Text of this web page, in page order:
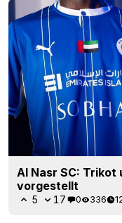
Al Nasr SC:
vorgestellt
5 17 0 336